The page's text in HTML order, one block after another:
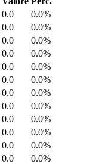
0.0
0.0%
0.0
0.0%
0.0
0.0%
0.0
0.0%
0.0
0.0%
0.0
0.0%
0.0
0.0%
0.0
0.0%
0.0
0.0%
0.0
0.0%
0.0
0.0%
0.0
0.0%